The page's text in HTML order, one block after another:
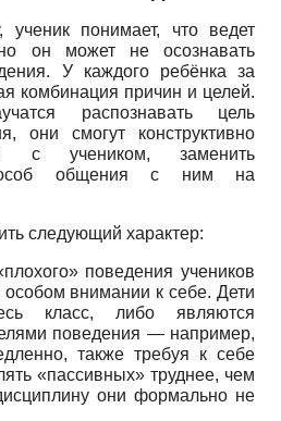
ученик понимает, что ведет
он может не осознавать
У каждого ребёнка за
комбинация причин и целей.
распознавать цель
они смогут конструктивно
с учеником, заменить
общения с ним на
следующий характер:
поведения учеников
особом внимании к себе. Дети
класс, либо являются
поведения — например,
также требуя к себе
«пассивных» труднее, чем
они формально не